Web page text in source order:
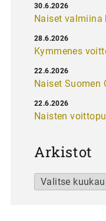
Naiset valmiina
30.6.2026
Kymmenes
28.6.2026
Naiset Suomen
22.6.2026
Naisten
22.6.2026
Arkistot
Arkistot